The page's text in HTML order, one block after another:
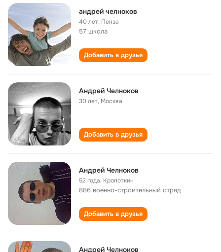
андрей челноков
40 лет, Пенза
57 школа
Добавить в друзья
Андрей Челноков
30 лет, Москва
Добавить в друзья
Андрей Челноков
52 года, Кропоткин
886 военно-строительный отряд
Добавить в друзья
Андрей Челноков